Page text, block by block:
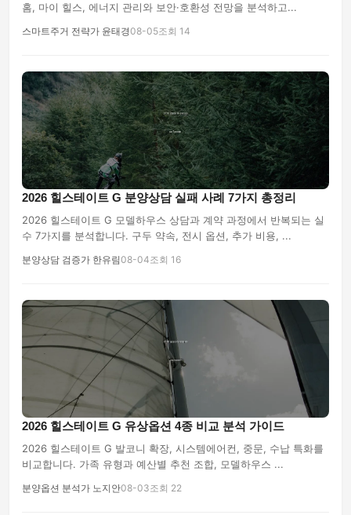
홈, 마이 힐스, 에너지 관리와 보안·호환성 전망을 분석하고...
스마트주거 전략가 윤태경08-05조회 14
2026 힐스테이트 G 분양상담 실패 사례 7가지 총정리
2026 힐스테이트 G 모델하우스 상담과 계약 과정에서 반복되는 실
수 7가지를 분석합니다. 구두 약속, 전시 옵션, 추가 비용, ...
분양상담 검증가 한유림08-04조회 16
2026 힐스테이트 G 유상옵션 4종 비교 분석 가이드
2026 힐스테이트 G 발코니 확장, 시스템에어컨, 중문, 수납 특화를
비교합니다. 가족 유형과 예산별 추천 조합, 모델하우스 ...
분양옵션 분석가 노지안08-03조회 22